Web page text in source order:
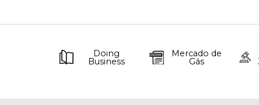
Doing
Business
Mercado de
Gás